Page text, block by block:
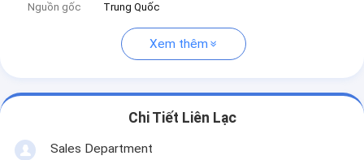
Nguồn gốc Trung Quốc
Xem thêm
Chi Tiết Liên Lạc
Sales Department